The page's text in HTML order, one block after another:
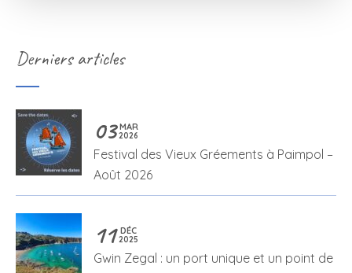
Derniers articles
03 MAR
2026
Festival des Vieux Gréements à Paimpol –
Août 2026
11 DÉC
2025
Gwin Zegal : un port unique et un point de